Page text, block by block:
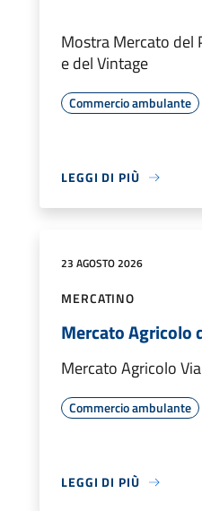
Mostra Mercato del
e del Vintage
Commercio ambulante
LEGGI DI PIÙ
23 AGOSTO 2026
MERCATINO
Mercato Agricolo
Mercato Agricolo
Commercio ambulante
LEGGI DI PIÙ